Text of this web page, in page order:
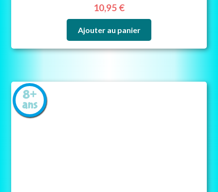
10,95 €
Ajouter au panier
8+
ans